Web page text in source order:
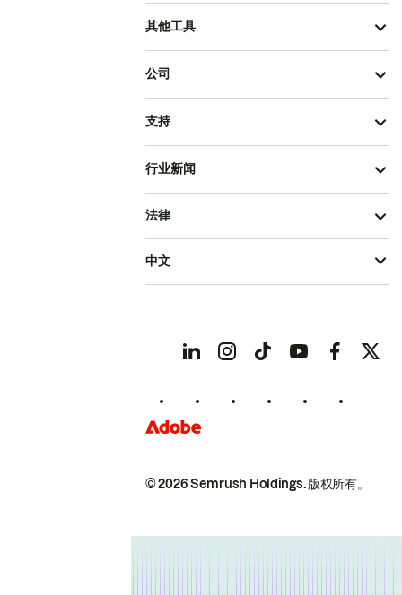
其他工具
公司
支持
行业新闻
© 2026 Semrush Holdings.版权所有。
法律
中文